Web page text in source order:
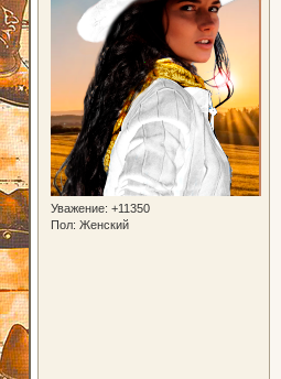
Уважение: +11350
Пол: Женский